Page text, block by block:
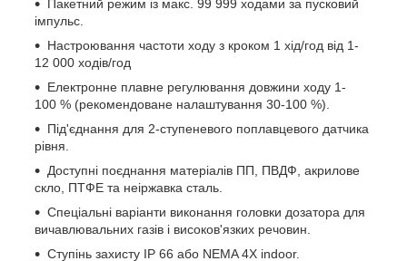
Пакетний режим із макс. 99 999 ходами за пусковий
імпульс.
Настроювання частоти ходу з кроком 1 хід/год від 1-
12 000 ходів/год
Електронне плавне регулювання довжини ходу 1-
100 % (рекомендоване налаштування 30-100 %).
Під'єднання для 2-ступеневого поплавцевого датчика
рівня.
Доступні поєднання матеріалів ПП, ПВДФ, акрилове
скло, ПТФЕ та неіржавка сталь.
Спеціальні варіанти виконання головки дозатора для
вичавлювальних газів і високов'язких речовин.
Ступінь захисту IP 66 або NEMA 4X indoor.